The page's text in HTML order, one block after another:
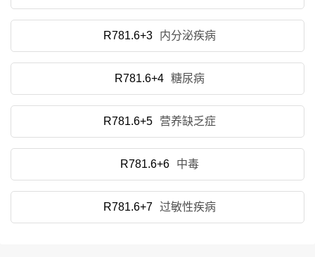
R781.6+3 内分泌疾病
R781.6+4 糖尿病
R781.6+5 营养缺乏症
R781.6+6 中毒
R781.6+7 过敏性疾病